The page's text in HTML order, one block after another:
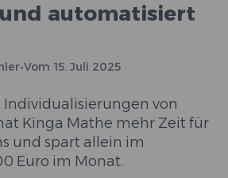
automatisiert
•Vom 15. Juli 2025
von
Kinga Mathe mehr Zeit für
und spart allein im
Euro im Monat.